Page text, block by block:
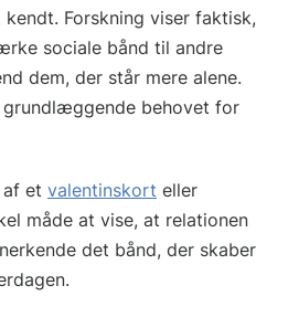
Forskning viser faktisk,
sociale bånd til andre
dem, der står mere alene.
behovet for
et valentinskort eller
måde at vise, at relationen
det bånd, der skaber